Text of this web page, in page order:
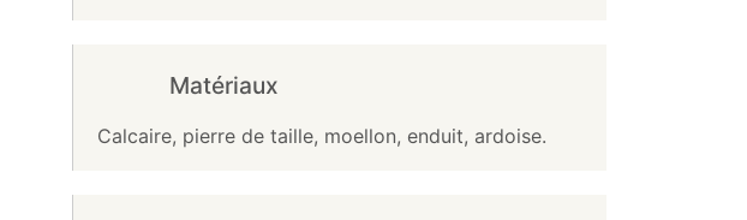
Matériaux
Calcaire, pierre de taille, moellon, enduit, ardoise.